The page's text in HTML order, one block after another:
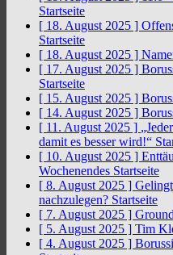
Startseite
[ 18. August 2025 ]
Startseite
[ 18. August 2025 ]
[ 17. August 2025 ]
Startseite
[ 15. August 2025 ]
[ 14. August 2025 ]
[ 11. August 2025 ]
damit es besser wird!“
[ 10. August 2025 ]
Wochenendes Startseite
[ 8. August 2025 ]
nachzulegen? Startseite
[ 7. August 2025 ]
[ 5. August 2025 ] Tim
[ 4. August 2025 ]